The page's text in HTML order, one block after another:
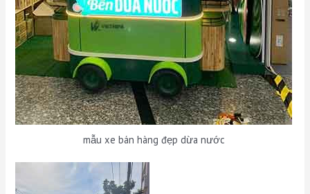
mẫu xe bán hàng đẹp dừa nước